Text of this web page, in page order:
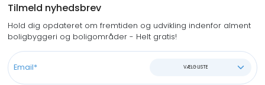
Tilmeld nyhedsbrev
Hold dig opdateret om fremtiden og udvikling indenfor alment
boligbyggeri og boligområder - Helt gratis!
VÆLG LISTE